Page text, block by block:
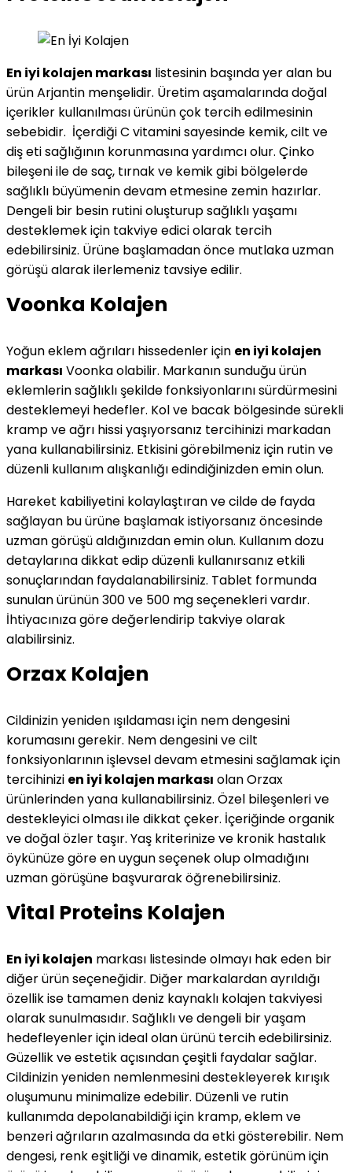
En iyi kolajen markası listesinin başında yer alan bu
ürün Arjantin menşelidir. Üretim aşamalarında doğal
içerikler kullanılması ürünün çok tercih edilmesinin
sebebidir. İçerdiği C vitamini sayesinde kemik, cilt ve
diş eti sağlığının korunmasına yardımcı olur. Çinko
bileşeni ile de saç, tırnak ve kemik gibi bölgelerde
sağlıklı büyümenin devam etmesine zemin hazırlar.
Dengeli bir besin rutini oluşturup sağlıklı yaşamı
desteklemek için takviye edici olarak tercih
edebilirsiniz. Ürüne başlamadan önce mutlaka uzman
görüşü alarak ilerlemeniz tavsiye edilir.
Voonka Kolajen
Yoğun eklem ağrıları hissedenler için en iyi kolajen
markası Voonka olabilir. Markanın sunduğu ürün
eklemlerin sağlıklı şekilde fonksiyonlarını sürdürmesini
desteklemeyi hedefler. Kol ve bacak bölgesinde sürekli
kramp ve ağrı hissi yaşıyorsanız tercihinizi markadan
yana kullanabilirsiniz. Etkisini görebilmeniz için rutin ve
düzenli kullanım alışkanlığı edindiğinizden emin olun.
Hareket kabiliyetini kolaylaştıran ve cilde de fayda
sağlayan bu ürüne başlamak istiyorsanız öncesinde
uzman görüşü aldığınızdan emin olun. Kullanım dozu
detaylarına dikkat edip düzenli kullanırsanız etkili
sonuçlarından faydalanabilirsiniz. Tablet formunda
sunulan ürünün 300 ve 500 mg seçenekleri vardır.
İhtiyacınıza göre değerlendirip takviye olarak
alabilirsiniz.
Orzax Kolajen
Cildinizin yeniden ışıldaması için nem dengesini
korumasını gerekir. Nem dengesini ve cilt
fonksiyonlarının işlevsel devam etmesini sağlamak için
tercihinizi en iyi kolajen markası olan Orzax
ürünlerinden yana kullanabilirsiniz. Özel bileşenleri ve
destekleyici olması ile dikkat çeker. İçeriğinde organik
ve doğal özler taşır. Yaş kriterinize ve kronik hastalık
öykünüze göre en uygun seçenek olup olmadığını
uzman görüşüne başvurarak öğrenebilirsiniz.
Vital Proteins Kolajen
En iyi kolajen markası listesinde olmayı hak eden bir
diğer ürün seçeneğidir. Diğer markalardan ayrıldığı
özellik ise tamamen deniz kaynaklı kolajen takviyesi
olarak sunulmasıdır. Sağlıklı ve dengeli bir yaşam
hedefleyenler için ideal olan ürünü tercih edebilirsiniz.
Güzellik ve estetik açısından çeşitli faydalar sağlar.
Cildinizin yeniden nemlenmesini destekleyerek kırışık
oluşumunu minimalize edebilir. Düzenli ve rutin
kullanımda depolanabildiği için kramp, eklem ve
benzeri ağrıların azalmasında da etki gösterebilir. Nem
dengesi, renk eşitliği ve dinamik, estetik görünüm için